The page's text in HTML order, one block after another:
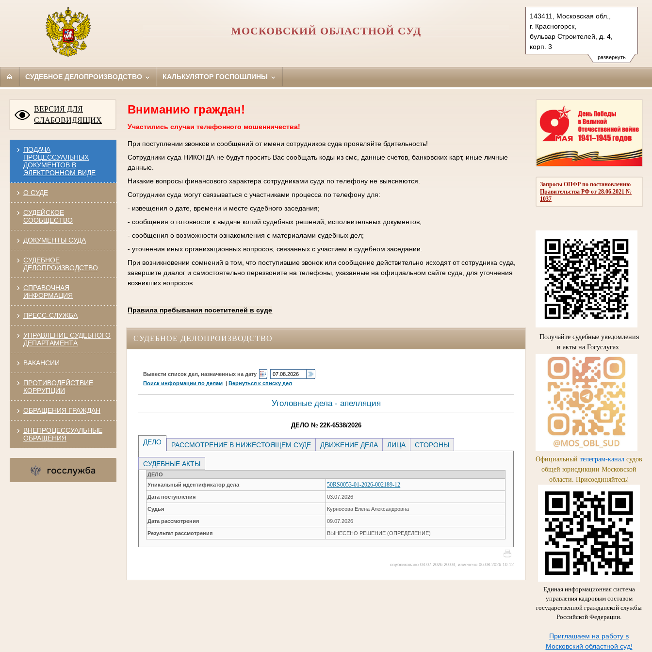
развернуть
143411, Московская обл.,
г. Красногорск,
бульвар Строителей, д. 4,
корп. 3
Тел.: +7 (498) 692 60 00
post.50os0000@sudrf.ru
МОСКОВСКИЙ ОБЛАСТНОЙ СУД
СУДЕБНОЕ ДЕЛОПРОИЗВОДСТВО КАЛЬКУЛЯТОР ГОСПОШЛИНЫ
ВЕРСИЯ ДЛЯ
СЛАБОВИДЯЩИХ
ПОДАЧА
ПРОЦЕССУАЛЬНЫХ
ДОКУМЕНТОВ В
ЭЛЕКТРОННОМ ВИДЕ
О СУДЕ
СУДЕЙСКОЕ
СООБЩЕСТВО
ДОКУМЕНТЫ СУДА
СУДЕБНОЕ
ДЕЛОПРОИЗВОДСТВО
СПРАВОЧНАЯ
ИНФОРМАЦИЯ
ПРЕСС-СЛУЖБА
УПРАВЛЕНИЕ СУДЕБНОГО
ДЕПАРТАМЕНТА
ВАКАНСИИ
ПРОТИВОДЕЙСТВИЕ
КОРРУПЦИИ
ОБРАЩЕНИЯ ГРАЖДАН
ВНЕПРОЦЕССУАЛЬНЫЕ
ОБРАЩЕНИЯ
Запросы ОПФР по постановлению
Правительства РФ от 28.06.2021 №
1037
Получайте судебные уведомления
и акты на Госуслугах.
Официальный телеграм-канал судов
общей юрисдикции Московской
области. Присоединяйтесь!
Единая информационная система
управления кадровым составом
государственной гражданской службы
Российской Федерации.
Приглашаем на работу в
Московский областной суд!
Вниманию граждан!
Участились случаи телефонного мошенничества!
При поступлении звонков и сообщений от имени сотрудников суда проявляйте бдительность!
Сотрудники суда НИКОГДА не будут просить Вас сообщать коды из смс, данные счетов, банковских карт, иные личные
данные.
Никакие вопросы финансового характера сотрудниками суда по телефону не выясняются.
Сотрудники суда могут связываться с участниками процесса по телефону для:
- извещения о дате, времени и месте судебного заседания;
- сообщения о готовности к выдаче копий судебных решений, исполнительных документов;
- сообщения о возможности ознакомления с материалами судебных дел;
- уточнения иных организационных вопросов, связанных с участием в судебном заседании.
При возникновении сомнений в том, что поступившие звонок или сообщение действительно исходят от сотрудника суда,
завершите диалог и самостоятельно перезвоните на телефоны, указанные на официальном сайте суда, для уточнения
возникших вопросов.
Правила пребывания посетителей в суде
СУДЕБНОЕ ДЕЛОПРОИЗВОДСТВО
Вывести список дел, назначенных на дату
Поиск информации по делам |Вернуться к списку дел
Уголовные дела - апелляция
ДЕЛО № 22К-6538/2026
ДЕЛО РАССМОТРЕНИЕ В НИЖЕСТОЯЩЕМ СУДЕ ДВИЖЕНИЕ ДЕЛА ЛИЦА СТОРОНЫ
СУДЕБНЫЕ АКТЫ
ДЕЛО
Уникальный идентификатор дела
50RS0053-01-2026-002189-12
Дата поступления 03.07.2026
Судья Курносова Елена Александровна
Дата рассмотрения 09.07.2026
Результат рассмотрения ВЫНЕСЕНО РЕШЕНИЕ (ОПРЕДЕЛЕНИЕ)
опубликовано 03.07.2026 20:03, изменено 06.08.2026 10:12